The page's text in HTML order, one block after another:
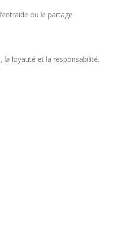
ou le partage
la loyauté et la responsabilité.